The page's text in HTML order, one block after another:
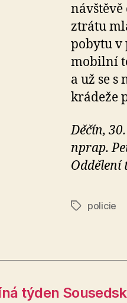
ztrátu
pobytu v
mobilní
a už se
krádeže
Děčín,
nprap.
Oddělení
Štítkypolicie
týden